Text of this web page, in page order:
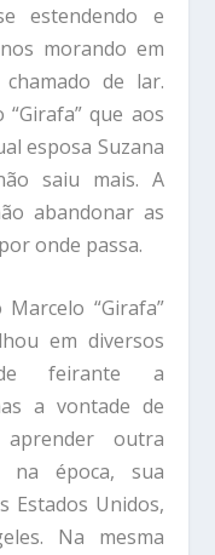
estendendo e
morando em
de lar.
que aos
esposa Suzana
saiu mais. A
abandonar as
onde passa.
“Girafa”
em diversos
feirante a
a vontade de
outra
época, sua
Estados Unidos,
Na mesma